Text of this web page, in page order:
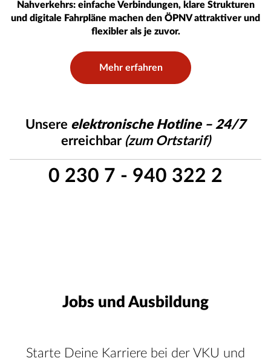
Nahverkehrs: einfache Verbindungen, klare Strukturen
und digitale Fahrpläne machen den ÖPNV attraktiver und
flexibler als je zuvor.
Mehr erfahren
Unsere elektronische Hotline – 24/7
erreichbar (zum Ortstarif)
0 230 7 - 940 322 2
Jobs und Ausbildung
Starte Deine Karriere bei der VKU und